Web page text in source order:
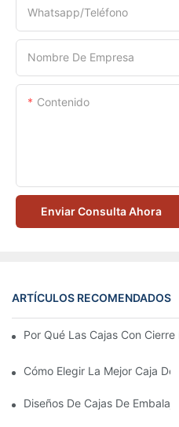
Whatsapp/Teléfono
Nombre De Empresa
Contenido
Enviar Consulta Ahora
ARTÍCULOS RECOMENDADOS
Por Qué Las Cajas Con
Cómo Elegir La Mejor Caja
Diseños De Cajas De